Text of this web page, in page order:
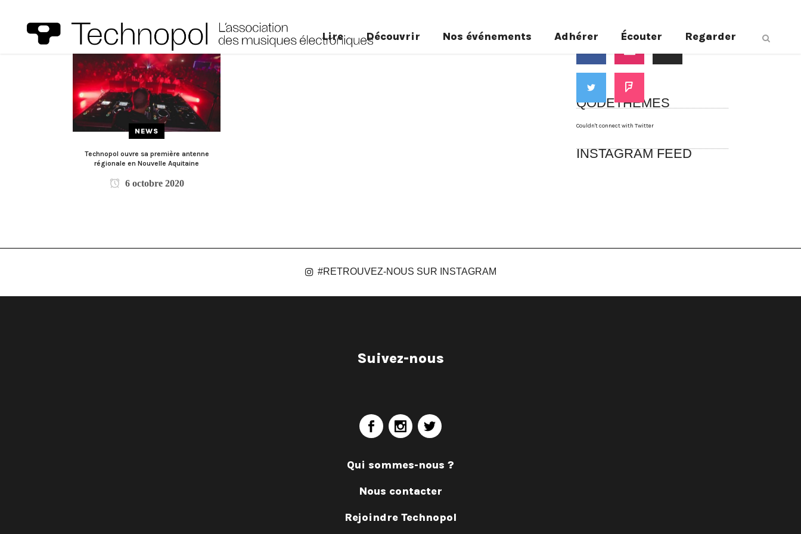
Lire Découvrir Nos événements Adhérer Écouter Regarder
NEWS
Technopol ouvre sa première antenne
régionale en Nouvelle Aquitaine
6 octobre 2020
Suivez-nous
QODETHEMES
Couldn't connect with Twitter
INSTAGRAM FEED
#RETROUVEZ-NOUS SUR INSTAGRAM
Suivez-nous
Qui sommes-nous ?
Nous contacter
Rejoindre Technopol